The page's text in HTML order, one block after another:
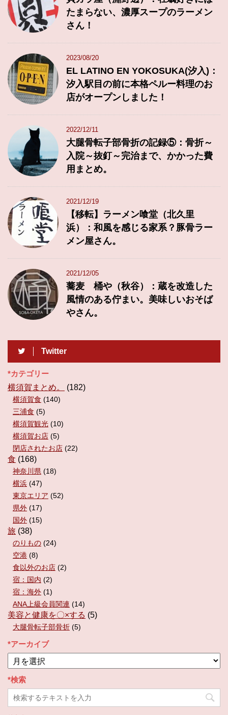
たまらない、濃厚スープのラーメン
さん！
2023/08/20
EL LATINO EN YOKOSUKA(汐入)：
汐入駅目の前に本格ペルー料理のお
店がオープンしました！
2022/12/11
大腿骨転子部骨折の記録⑤：骨折～
入院～抜釘～完治まで、かかった費
用まとめ。
2021/12/19
【移転】ラーメン喰堂（北久里
浜）：和風を感じる家系？豚骨ラー
メン屋さん。
2021/12/05
蕎麦 桶や（秋谷）：蔵を改造した
風情のある佇まい。美味しいおそば
やさん。
Twitter
*カテゴリー
横須賀まとめ。
(182)
横須賀食 (140)
三浦食 (5)
横須賀観光 (10)
横須賀お店 (5)
閉店されたお店 (22)
食 (168)
神奈川県 (18)
横浜 (47)
東京エリア (52)
県外 (17)
国外 (15)
旅 (38)
のりもの (24)
空港 (8)
食以外のお店 (2)
宿：国内 (2)
宿：海外 (1)
ANA上級会員関連 (14)
美容と健康を〇×する (5)
大腿骨転子部骨折 (5)
*アーカイブ
ア
ー
カ
イ
ブ
*検索